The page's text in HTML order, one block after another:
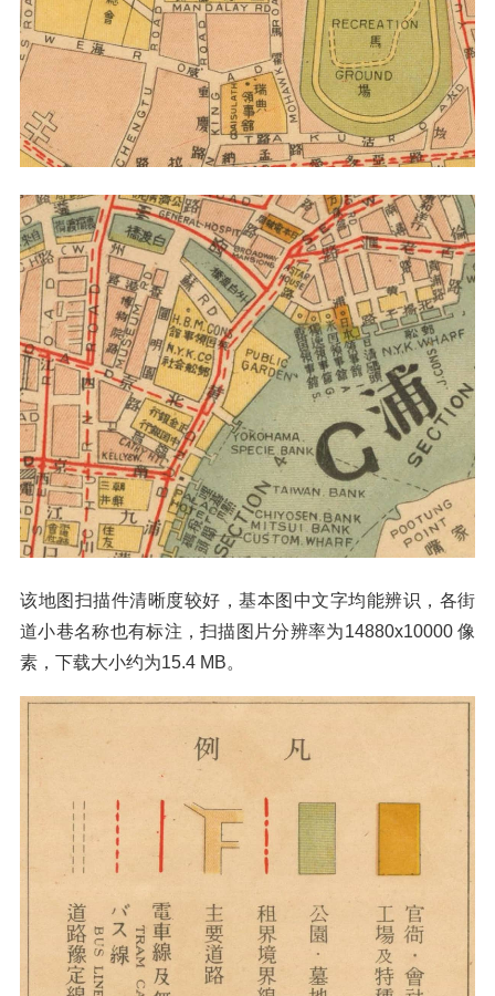
该地图扫描件清晰度较好，基本图中文字均能辨识，各街
道小巷名称也有标注，扫描图片分辨率为14880x10000 像
素，下载大小约为15.4 MB。